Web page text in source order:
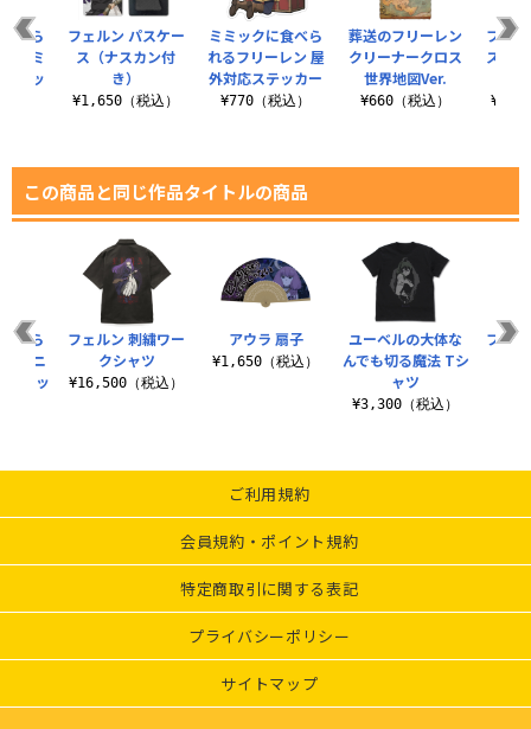
ミミックに食べら
れるフリーレン 屋
外対応ステッカー
¥770（税込）
葬送のフリーレン
クリーナークロス
世界地図Ver.
¥660（税込）
フリ
ス T
べら
ン ミ
セッ
フェルン パスケー
ス（ナスカン付
き）
¥1,650（税込）
この商品と同じ作品タイトルの商品
アウラ 扇子
¥1,650（税込）
ユーベルの大体な
んでも切る魔法 Tシ
ャツ
¥3,300（税込）
フェ
べら
ン ニ
ーバッ
フェルン 刺繍ワー
クシャツ
¥16,500（税込）
ご利用規約
会員規約・ポイント規約
特定商取引に関する表記
プライバシーポリシー
サイトマップ